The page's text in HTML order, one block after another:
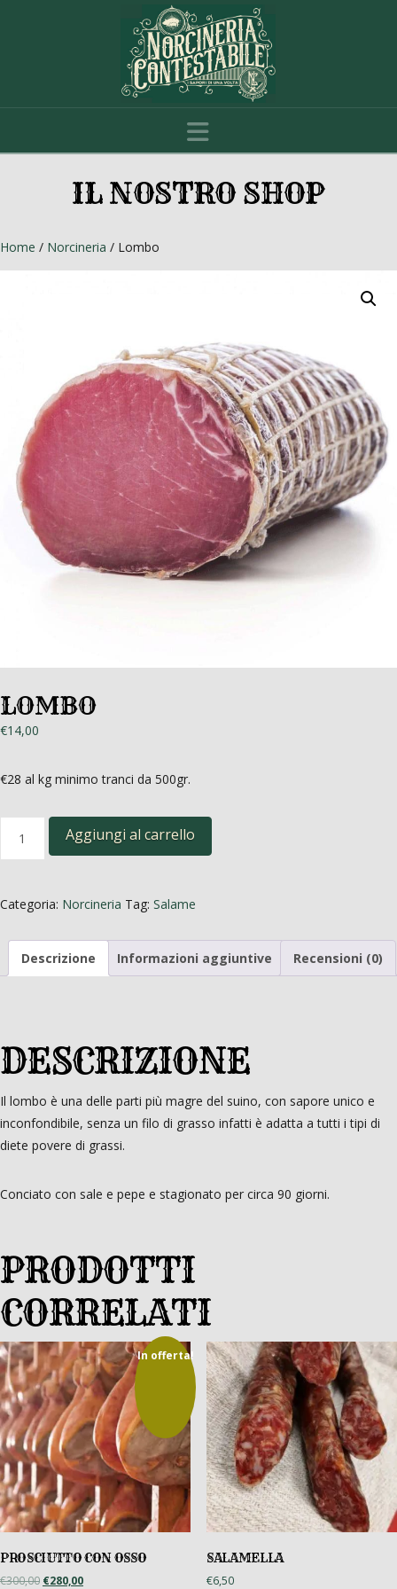
Navigation
IL NOSTRO SHOP
Home / Norcineria / Lombo
LOMBO
€14,00
€28 al kg minimo tranci da 500gr.
Aggiungi al carrello
Categoria: Norcineria Tag: Salame
Descrizione Informazioni aggiuntive Recensioni (0)
DESCRIZIONE
Il lombo è una delle parti più magre del suino, con sapore unico e
inconfondibile, senza un filo di grasso infatti è adatta a tutti i tipi di
diete povere di grassi.
Conciato con sale e pepe e stagionato per circa 90 giorni.
PRODOTTI
CORRELATI
In offerta!
PROSCIUTTO CON OSSO
€300,00 Il€280,00Il
SALAMELLA
€6,50